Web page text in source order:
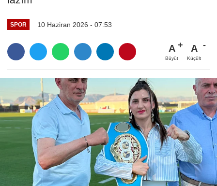
SPOR 10 Haziran 2026 - 07:53
A
Büyüt
A
Küçült